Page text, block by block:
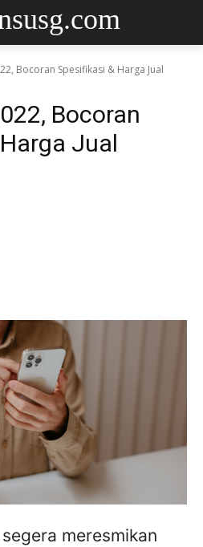
Bocoran Spesifikasi & Harga Jual
Bocoran
Jual
meresmikan